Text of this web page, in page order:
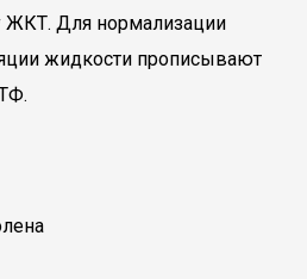
ЖКТ. Для нормализации
жидкости прописывают